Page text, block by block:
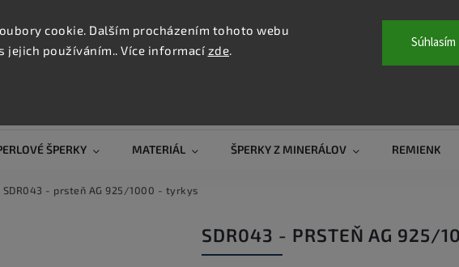
cookie. Dalším procházením tohoto webu
jejich používáním.. Více informací zde. Súhlasím
ČASTO
ŠPERKY MATERIÁL ŠPERKY Z MINERÁLOV REMIENKY
SDR043 - prsteň AG 925/1000 - tyrkys
SDR043 - PRSTEŇ AG 925/